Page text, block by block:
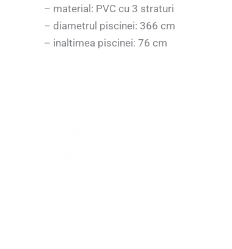
– material: PVC cu 3 straturi
– diametrul piscinei: 366 cm
– inaltimea piscinei: 76 cm